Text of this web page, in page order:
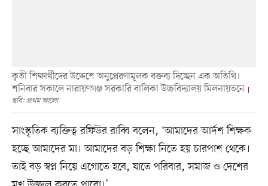
কৃতী শিক্ষার্থীদের উদ্দেশে অনুপ্রেরণামূলক বক্তব্য দিচ্ছেন এক অতিথি।
শনিবার সকালে নারায়ণগঞ্জ সরকারি বালিকা উচ্চবিদ্যালয় মিলনায়তনে
ছবি: প্রথম আলো
সাংস্কৃতিক ব্যক্তিত্ব রফিউর রাব্বি বলেন, ‌‘আমাদের আর্দশ শিক্ষক
হচ্ছে আমাদের মা। আমাদের বড় শিক্ষা নিতে হয় চারপাশ থেকে।
তাই বড় স্বপ্ন নিয়ে এগোতে হবে, যাতে পরিবার, সমাজ ও দেশের